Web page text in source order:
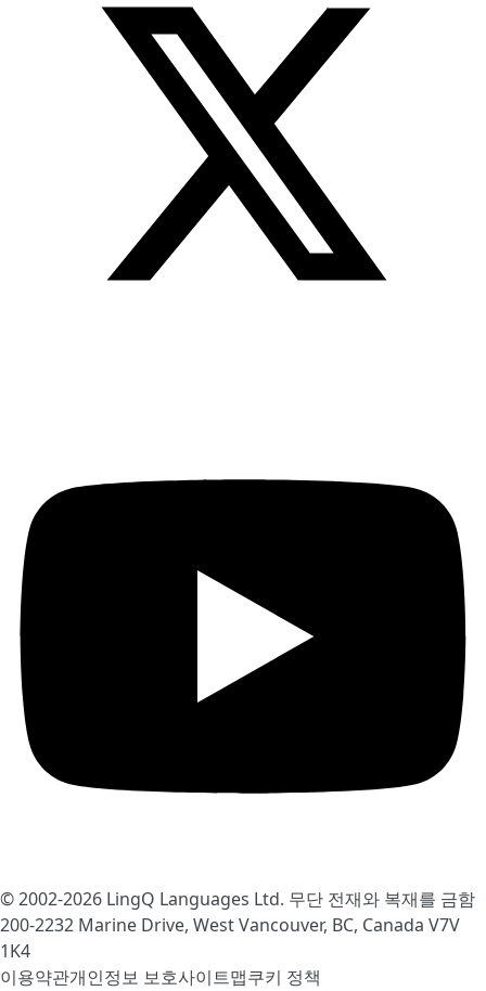
© 2002-2026 LingQ Languages Ltd. 무단 전재와 복재를 금함
200-2232 Marine Drive, West Vancouver, BC, Canada V7V
1K4
이용약관개인정보 보호사이트맵쿠키 정책